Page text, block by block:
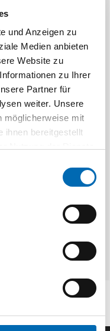
und Anzeigen zu
Medien anbieten
Website zu
zu Ihrer
Partner für
weiter. Unsere
möglicherweise mit
ihnen bereitgestellt